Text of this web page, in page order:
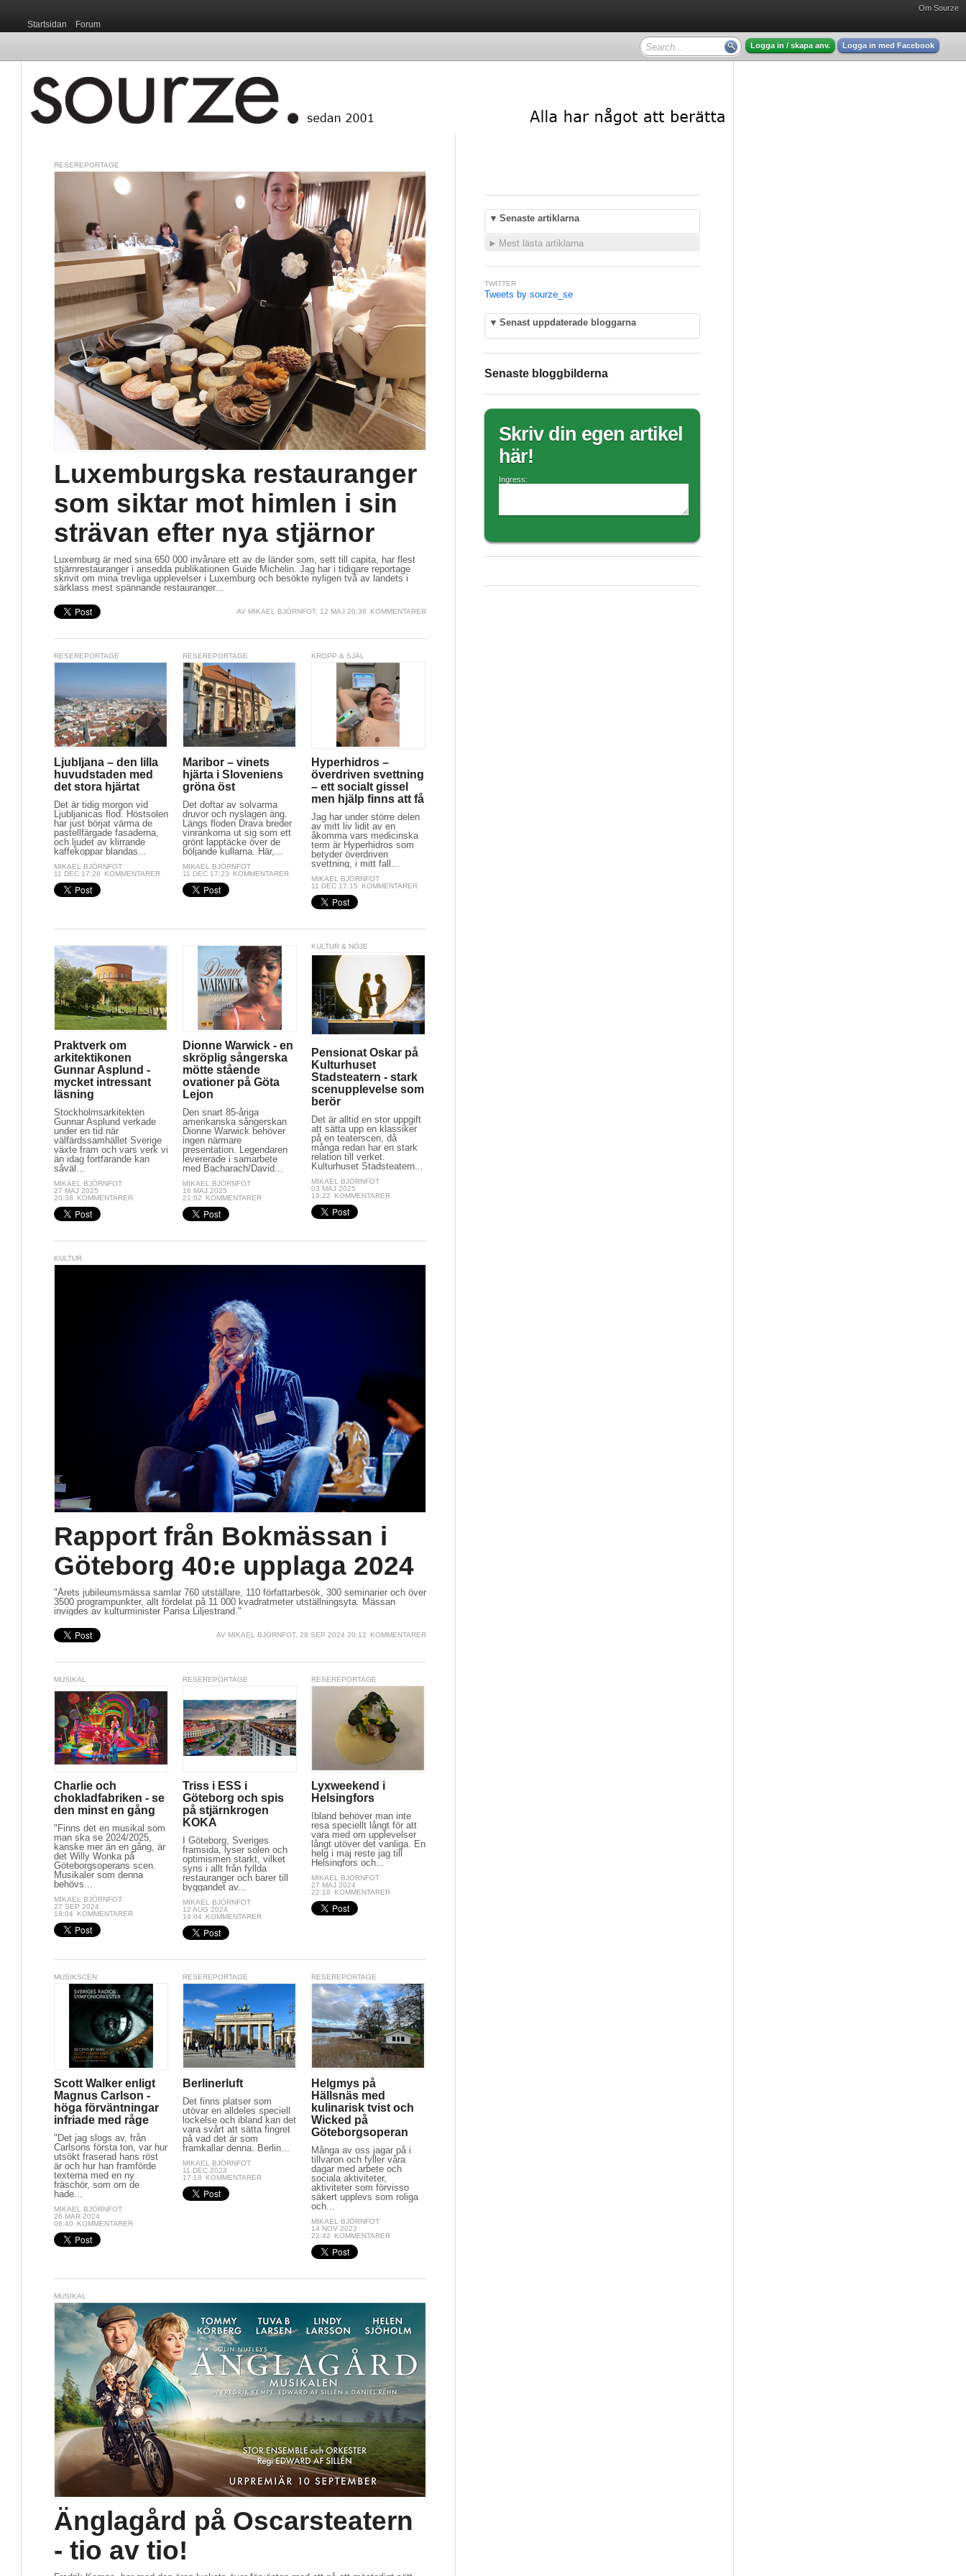
Om Sourze
Startsidan Forum
Logga in / skapa anv. Logga in med Facebook
RESEREPORTAGE
Luxemburgska restauranger
som siktar mot himlen i sin
strävan efter nya stjärnor
Luxemburg är med sina 650 000 invånare ett av de länder som, sett till capita, har flest
stjärnrestauranger i ansedda publikationen Guide Michelin. Jag har i tidigare reportage
skrivit om mina trevliga upplevelser i Luxemburg och besökte nyligen två av landets i
särklass mest spännande restauranger...
AV MIKAEL BJÖRNFOT, 12 MAJ 20:36 KOMMENTARER
RESEREPORTAGE
Ljubljana – den lilla
huvudstaden med
det stora hjärtat
Det är tidig morgon vid
Ljubljanicas flod. Höstsolen
har just börjat värma de
pastellfärgade fasaderna,
och ljudet av klirrande
kaffekoppar blandas...
MIKAEL BJÖRNFOT
11 DEC 17:28
KOMMENTARER
RESEREPORTAGE
Maribor – vinets
hjärta i Sloveniens
gröna öst
Det doftar av solvarma
druvor och nyslagen äng.
Längs floden Drava breder
vinrankorna ut sig som ett
grönt lapptäcke över de
böljande kullarna. Här,...
MIKAEL BJÖRNFOT
11 DEC 17:23
KOMMENTARER
KROPP & SJÄL
Hyperhidros –
överdriven svettning
– ett socialt gissel
men hjälp finns att få
Jag har under större delen
av mitt liv lidit av en
åkomma vars medicinska
term är Hyperhidros som
betyder överdriven
svettning, i mitt fall...
MIKAEL BJÖRNFOT
11 DEC 17:15
KOMMENTARER
Praktverk om
arkitektikonen
Gunnar Asplund -
mycket intressant
läsning
Stockholmsarkitekten
Gunnar Asplund verkade
under en tid när
välfärdssamhället Sverige
växte fram och vars verk vi
än idag fortfarande kan
såväl...
MIKAEL BJÖRNFOT
27 MAJ 2025
20:38
KOMMENTARER
Dionne Warwick - en
skröplig sångerska
mötte stående
ovationer på Göta
Lejon
Den snart 85-åriga
amerikanska sångerskan
Dionne Warwick behöver
ingen närmare
presentation. Legendaren
levererade i samarbete
med Bacharach/David...
MIKAEL BJÖRNFOT
16 MAJ 2025
21:02
KOMMENTARER
KULTUR & NÖJE
Pensionat Oskar på
Kulturhuset
Stadsteatern - stark
scenupplevelse som
berör
Det är alltid en stor uppgift
att sätta upp en klassiker
på en teaterscen, då
många redan har en stark
relation till verket.
Kulturhuset Stadsteatern...
MIKAEL BJÖRNFOT
03 MAJ 2025
19:22
KOMMENTARER
KULTUR
Rapport från Bokmässan i
Göteborg 40:e upplaga 2024
"Årets jubileumsmässa samlar 760 utställare, 110 författarbesök, 300 seminarier och över
3500 programpunkter, allt fördelat på 11 000 kvadratmeter utställningsyta. Mässan
invigdes av kulturminister Parisa Liljestrand."
AV MIKAEL BJÖRNFOT, 28 SEP 2024 20:12 KOMMENTARER
MUSIKAL
Charlie och
chokladfabriken - se
den minst en gång
"Finns det en musikal som
man ska se 2024/2025,
kanske mer än en gång, är
det Willy Wonka på
Göteborgsoperans scen.
Musikaler som denna
behövs...
MIKAEL BJÖRNFOT
27 SEP 2024
18:04
KOMMENTARER
RESEREPORTAGE
Triss i ESS i
Göteborg och spis
på stjärnkrogen
KOKA
I Göteborg, Sveriges
framsida, lyser solen och
optimismen starkt, vilket
syns i allt från fyllda
restauranger och barer till
byggandet av...
MIKAEL BJÖRNFOT
12 AUG 2024
14:04
KOMMENTARER
RESEREPORTAGE
Lyxweekend i
Helsingfors
Ibland behöver man inte
resa speciellt långt för att
vara med om upplevelser
långt utöver det vanliga. En
helg i maj reste jag till
Helsingfors och...
MIKAEL BJÖRNFOT
27 MAJ 2024
22:18
KOMMENTARER
MUSIKSCEN
Scott Walker enligt
Magnus Carlson -
höga förväntningar
infriade med råge
"Det jag slogs av, från
Carlsons första ton, var hur
utsökt fraserad hans röst
är och hur han framförde
texterna med en ny
fräschör, som om de
hade...
MIKAEL BJÖRNFOT
26 MAR 2024
06:40
KOMMENTARER
RESEREPORTAGE
Berlinerluft
Det finns platser som
utövar en alldeles speciell
lockelse och ibland kan det
vara svårt att sätta fingret
på vad det är som
framkallar denna. Berlin...
MIKAEL BJÖRNFOT
11 DEC 2023
17:18
KOMMENTARER
RESEREPORTAGE
Helgmys på
Hällsnäs med
kulinarisk tvist och
Wicked på
Göteborgsoperan
Många av oss jagar på i
tillvaron och fyller våra
dagar med arbete och
sociala aktiviteter,
aktiviteter som förvisso
säkert upplevs som roliga
och...
MIKAEL BJÖRNFOT
14 NOV 2023
22:42
KOMMENTARER
MUSIKAL
Änglagård på Oscarsteatern
- tio av tio!
▼ Senaste artiklarna
► Mest lästa artiklarna
TWITTER
Tweets by sourze_se
▼ Senast uppdaterade bloggarna
Senaste bloggbilderna
Skriv din egen artikel
här!
Ingress: